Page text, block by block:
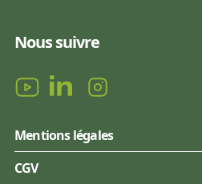
Nous suivre
Mentions légales
CGV